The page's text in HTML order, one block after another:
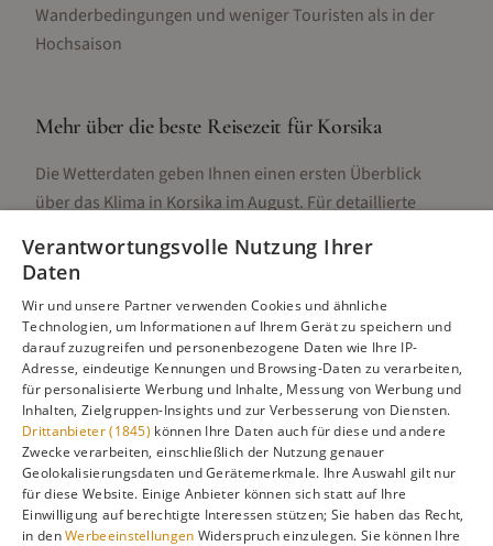
Wanderbedingungen und weniger Touristen als in der
Hochsaison
Mehr über die beste Reisezeit für Korsika
Die Wetterdaten geben Ihnen einen ersten Überblick
über das Klima in Korsika imAugust. Für detaillierte
Unterschieden, Aktivitäten und Reisetipps besuchen Sie
Alle Infos zur besten Reisezeit Korsika
Gefällt dir diese Seite? Teile sie auf Pinterest!
Auf Pinterest merken
Verantwortungsvolle Nutzung Ihrer
Daten
Wir und unsere Partner verwenden Cookies und ähnliche
Technologien, um Informationen auf Ihrem Gerät zu speichern und
darauf zuzugreifen und personenbezogene Daten wie Ihre IP-
Adresse, eindeutige Kennungen und Browsing-Daten zu verarbeiten,
für personalisierte Werbung und Inhalte, Messung von Werbung und
Inhalten, Zielgruppen-Insights und zur Verbesserung von Diensten.
Drittanbieter (1845) können Ihre Daten auch für diese und andere
Zwecke verarbeiten, einschließlich der Nutzung genauer
Geolokalisierungsdaten und Gerätemerkmale. Ihre Auswahl gilt nur
für diese Website. Einige Anbieter können sich statt auf Ihre
Einwilligung auf berechtigte Interessen stützen; Sie haben das Recht,
in denWerbeeinstellungen Widerspruch einzulegen. Sie können Ihre